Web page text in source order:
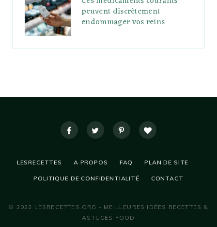
peuvent discrètement
endommager vos reins
LESRECETTES A PROPOS FAQ PLAN DE SITE
POLITIQUE DE CONFIDENTIALITÉ CONTACT
© 2022 LESRECETTES.ORG - MEILLEURES IDÉES RECETTES &
ASTUCES FOOD